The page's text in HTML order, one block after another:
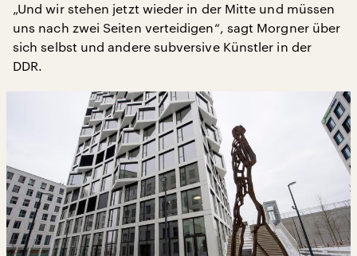
„Und wir stehen jetzt wieder in der Mitte und müssen
uns nach zwei Seiten verteidigen“, sagt Morgner über
sich selbst und andere subversive Künstler in der
DDR.